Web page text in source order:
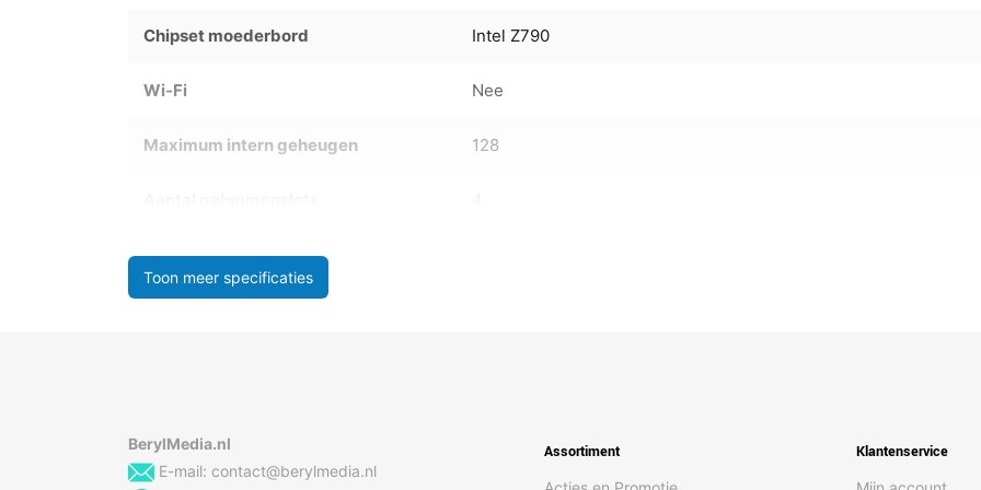
Chipset moederbord Intel Z790
Wi-Fi Nee
Maximum intern geheugen 128
Toon meer specificaties
BerylMedia.nl
E-mail: contact@berylmedia.nl
Assortiment Klantenservice